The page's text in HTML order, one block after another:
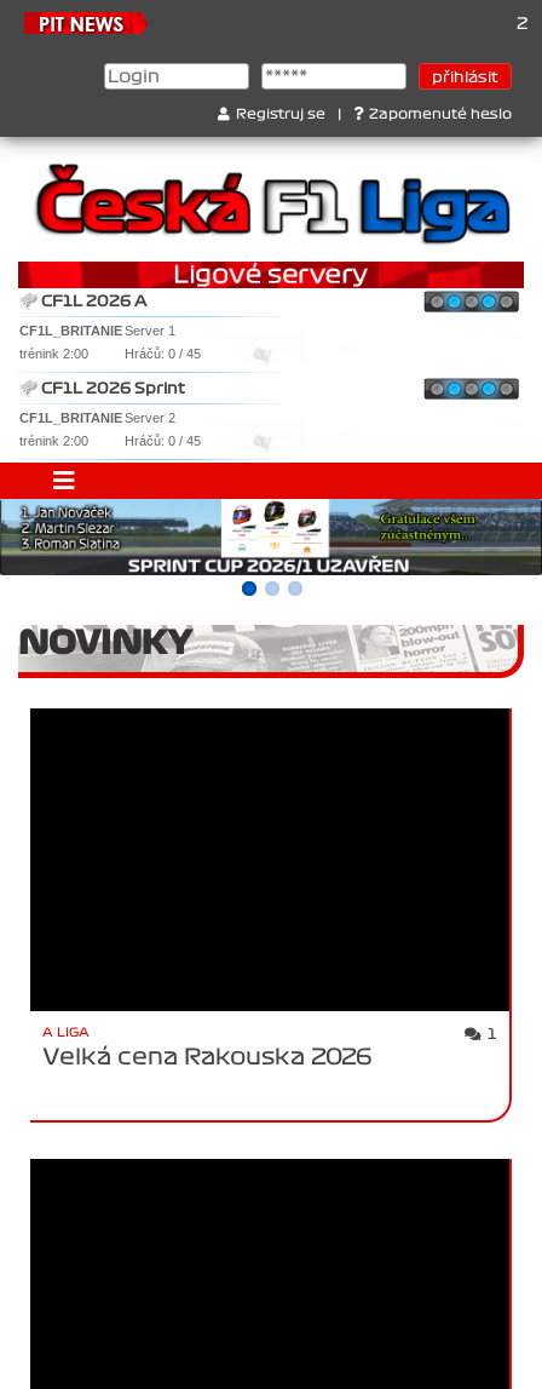
Registruj se Zapomenuté heslo
CF1L 2026 A
CF1L_BRITANIEServer 1
trénink 2:00
Hráčů: 0 / 45
CF1L 2026 Sprint
CF1L_BRITANIEServer 2
trénink 2:00
Hráčů: 0 / 45
NOVINKY
A LIGA 1
Velká cena Rakouska 2026